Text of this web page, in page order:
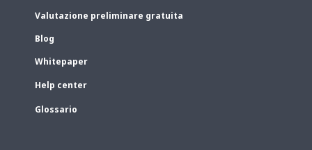
Valutazione preliminare gratuita
Blog
Whitepaper
Help center
Glossario